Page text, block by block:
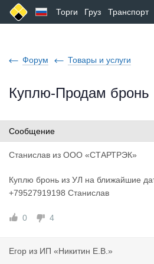
Торги Груз Транспорт
Форум Товары и услуги
Куплю-Продам бронь
Сообщение
Станислав из ООО «СТАРТРЭК»
Куплю бронь из УЛ на ближайшие
+79527919198 Станислав
0 4
Егор из ИП «Никитин Е.В.»